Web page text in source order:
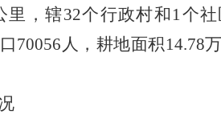
里，辖32个行政村和1个
70056人，耕地面积14.78